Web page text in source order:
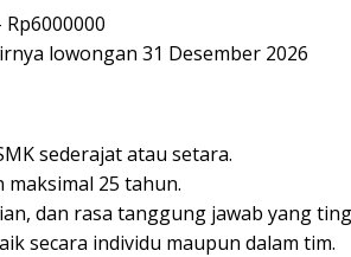
Rp6000000
lowongan 31 Desember 2026
sederajat atau setara.
maksimal 25 tahun.
dan rasa tanggung jawab yang
secara individu maupun dalam tim.